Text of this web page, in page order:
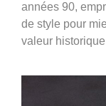
années 90,
de style pour
valeur